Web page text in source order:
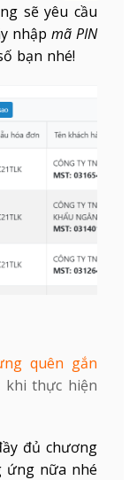
sẽ yêu cầu
nhập mã PIN
bạn nhé!
quên gắn
khi thực hiện
đủ chương
ứng nữa nhé